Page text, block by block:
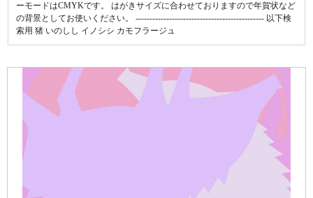
ーモードはCMYKです。 はがきサイズに合わせておりますので年賀状など
の背景としてお使いください。 ---------------------------------------------- 以下検
索用 猪 いのしし イノシシ カモフラージュ